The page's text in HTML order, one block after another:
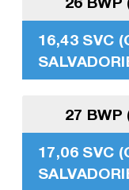
16,43 SVC
27 BWP
17,06 SVC